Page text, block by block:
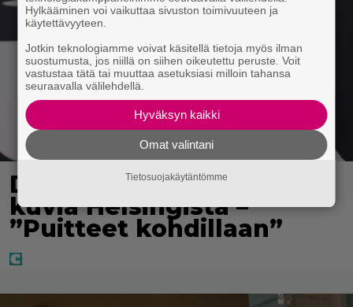
Diandra julkaisi upeita
kuvia Helsingistä –
”Puitteet kohdillaan”
Hylkääminen voi vaikuttaa sivuston toimivuuteen ja
käytettävyyteen.
Jotkin teknologiamme voivat käsitellä tietoja myös ilman
suostumusta, jos niillä on siihen oikeutettu peruste. Voit
vastustaa tätä tai muuttaa asetuksiasi milloin tahansa
seuraavalla välilehdellä.
Hyväksyn kaikki
Omat valintani
Tietosuojakäytäntömme